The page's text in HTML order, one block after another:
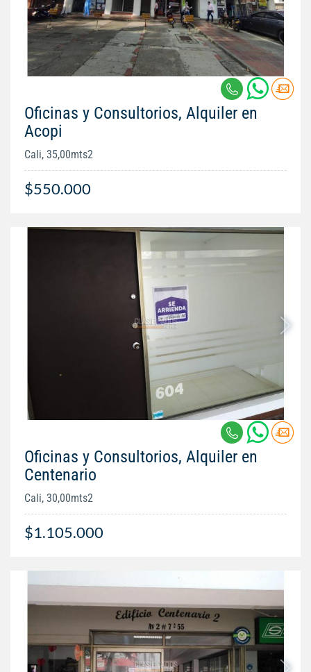
Oficinas y Consultorios, Alquiler en
Acopi
Cali, 35,00mts2
$550.000
Oficinas y Consultorios, Alquiler en
Centenario
Cali, 30,00mts2
$1.105.000